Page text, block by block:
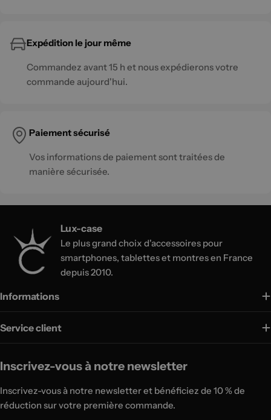
Expédition le jour même
Commandez avant 15 h et nous expédierons votre
commande aujourd'hui.
Paiement sécurisé
Vos informations de paiement sont traitées de
manière sécurisée.
Lux-case
Le plus grand choix d'accessoires pour
smartphones, tablettes et montres en France
depuis 2010.
Informations
Service client
Inscrivez-vous à notre newsletter
Inscrivez-vous à notre newsletter et bénéficiez de 10 % de
réduction sur votre première commande.